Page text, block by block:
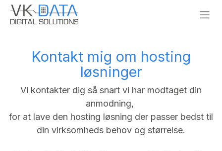
Skip to Content
Kontakt mig om hosting
løsninger
Vi kontakter dig så snart vi har modtaget din
anmodning,
for at lave den hosting løsning der passer bedst til
din virksomheds behov og størrelse.